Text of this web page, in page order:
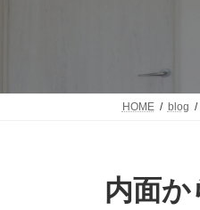
HOME blog
内面か